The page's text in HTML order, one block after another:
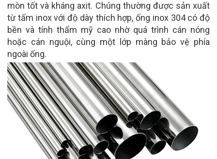
mòn tốt và kháng axit. Chúng thường được sản xuất
từ tấm inox với độ dày thích hợp, ống inox 304 có độ
bền và tính thẩm mỹ cao nhờ quá trình cán nóng
hoặc cán nguội, cùng một lớp màng bảo vệ phía
ngoài ống.